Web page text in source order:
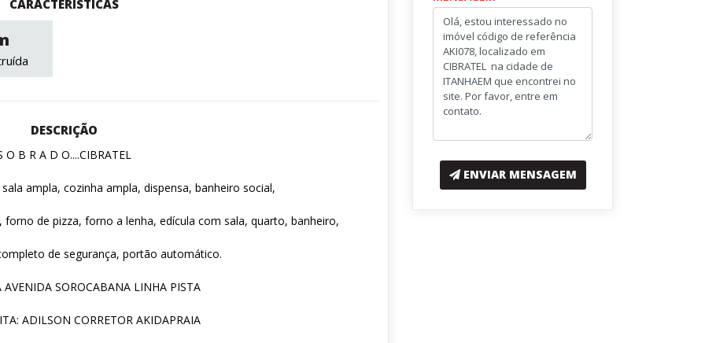
CARACTERÍSTICAS
DESCRIÇÃO
O B R A D O....CIBRATEL
ampla, cozinha ampla, dispensa, banheiro social,
de pizza, forno a lenha, edícula com sala, quarto, banheiro,
de segurança, portão automático.
AVENIDA SOROCABANA LINHA PISTA
ADILSON CORRETOR AKIDAPRAIA
ENVIAR MENSAGEM